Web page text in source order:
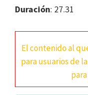
Duración: 27.31
El contenido al
para usuarios de